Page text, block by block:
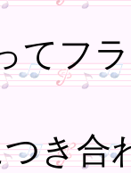
てフ
き合